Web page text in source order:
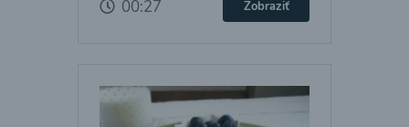
00:27 Zobraziť